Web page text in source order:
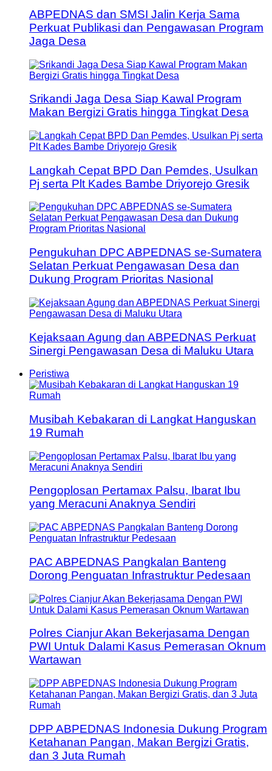
ABPEDNAS dan SMSI Jalin Kerja Sama
Perkuat Publikasi dan Pengawasan Program
Jaga Desa
Srikandi Jaga Desa Siap Kawal Program
Makan Bergizi Gratis hingga Tingkat Desa
Langkah Cepat BPD Dan Pemdes, Usulkan
Pj serta Plt Kades Bambe Driyorejo Gresik
Pengukuhan DPC ABPEDNAS se-Sumatera
Selatan Perkuat Pengawasan Desa dan
Dukung Program Prioritas Nasional
Kejaksaan Agung dan ABPEDNAS Perkuat
Sinergi Pengawasan Desa di Maluku Utara
Peristiwa
Musibah Kebakaran di Langkat Hanguskan
19 Rumah
Pengoplosan Pertamax Palsu, Ibarat Ibu
yang Meracuni Anaknya Sendiri
PAC ABPEDNAS Pangkalan Banteng
Dorong Penguatan Infrastruktur Pedesaan
Polres Cianjur Akan Bekerjasama Dengan
PWI Untuk Dalami Kasus Pemerasan Oknum
Wartawan
DPP ABPEDNAS Indonesia Dukung Program
Ketahanan Pangan, Makan Bergizi Gratis,
dan 3 Juta Rumah